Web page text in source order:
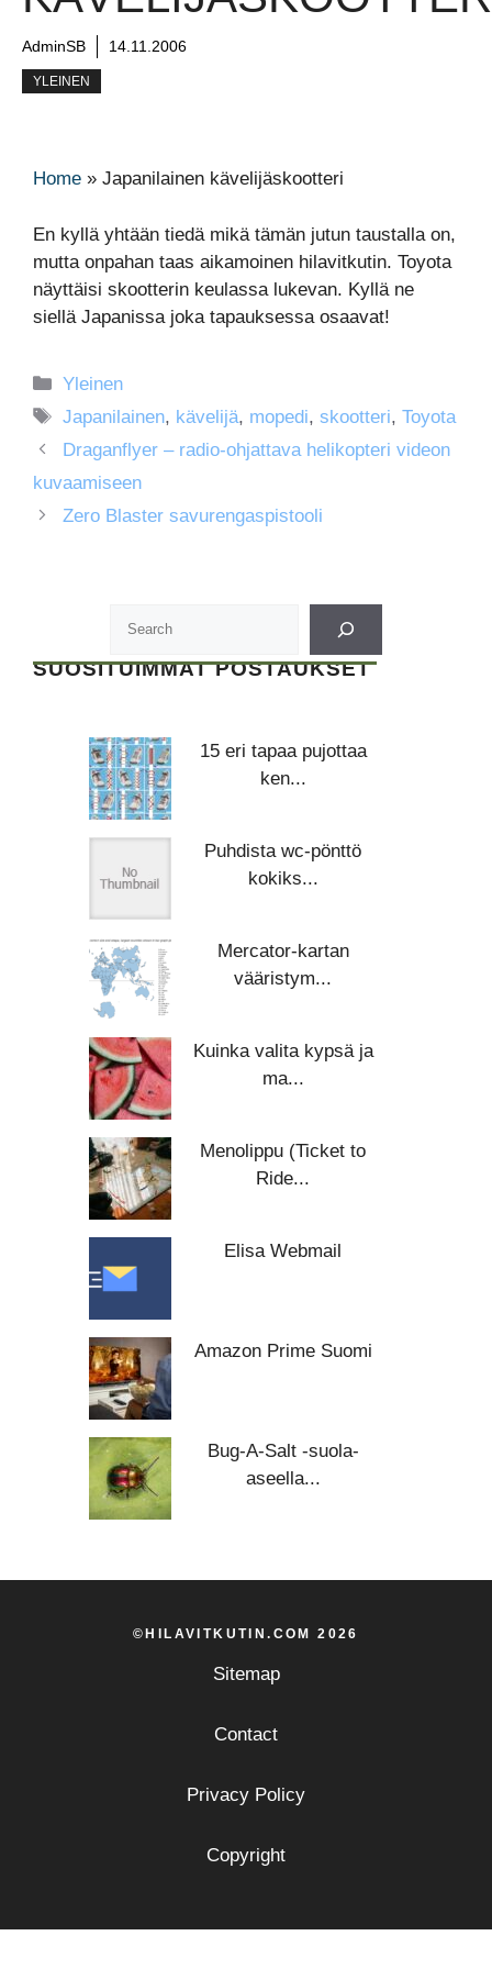
AdminSB 14.11.2006
YLEINEN
Home » Japanilainen kävelijäskootteri
En kyllä yhtään tiedä mikä tämän jutun taustalla on,
mutta onpahan taas aikamoinen hilavitkutin. Toyota
näyttäisi skootterin keulassa lukevan. Kyllä ne
siellä Japanissa joka tapauksessa osaavat!
Kategoriat
Yleinen
Avainsanat
Japanilainen, kävelijä, mopedi,skootteri,Toyota
Draganflyer – radio-ohjattava helikopteri videon
kuvaamiseen
Zero Blaster savurengaspistooli
SUOSITUIMMAT POSTAUKSET
15 eri tapaa pujottaa
ken...
Puhdista wc-pönttö
kokiks...
Mercator-kartan
vääristym...
Kuinka valita kypsä ja
ma...
Menolippu (Ticket to
Ride...
Elisa Webmail
Amazon Prime Suomi
Bug-A-Salt -suola-
aseella...
©HILAVITKUTIN.COM 2026
Sitemap
Contact
Privacy Policy
Copyright